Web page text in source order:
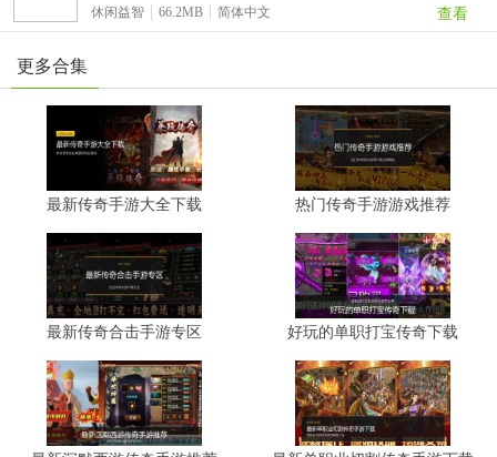
休闲益智
66.2MB 简体中文 查看
更多合集
最新传奇手游大全下载 热门传奇手游游戏推荐
最新传奇合击手游专区 好玩的单职打宝传奇下载